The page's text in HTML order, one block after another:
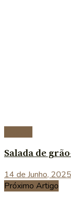
Salada de
14 de Junho, 2025
Próximo Artigo